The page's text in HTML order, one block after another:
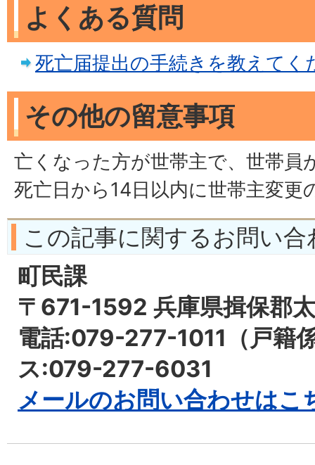
よくある質問
死亡届提出の手続きを教えてく
その他の留意事項
亡くなった方が世帯主で、世帯員
死亡日から14日以内に世帯主変更
この記事に関するお問い合
町民課
〒671-1592 兵庫県揖保郡
電話:079-277-1011（戸籍
ス:079-277-6031
メールのお問い合わせはこ